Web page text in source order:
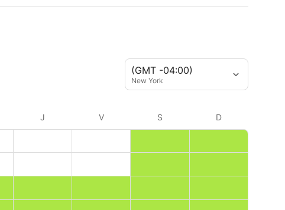
(GMT -04:00)
New York
J V S D